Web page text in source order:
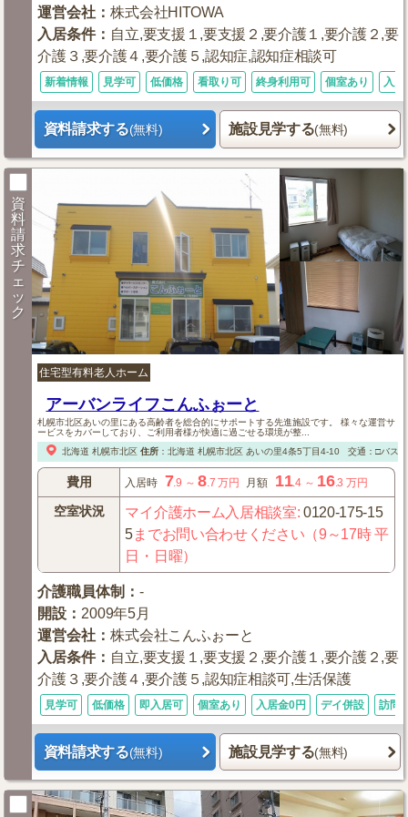
運営会社 ：株式会社HITOWA
入居条件： 自立,要支援１,要支援２,要介護１,要介護２,要
介護３,要介護４,要介護５,認知症,認知症相談可
新着情報 見学可 低価格 看取り可 終身利用可 個室あり 入居
資料請求する(無料) 施設見学する(無料)
資
料
請
求
チ
ェ
ッ
ク
住宅型有料老人ホーム
アーバンライフこんふぉーと
札幌市北区あいの里にある高齢者を総合的にサポートする先進施設です。 様々な運営サ
ービスをカバーしており、ご利用者様が快適に過ごせる環境が整...
北海道 札幌市北区 住所： 北海道 札幌市北区あいの里4条5丁目4-10 交通：□バス
費用 入居時 7.9 ～8.7 万円 月額 11.4～ 16.3 万円
空室状況 マイ介護ホーム入居相談室:0120-175-15
5までお問い合わせください（9～17時 平
日・日曜）
介護職員体制 ：-
開設 ： 2009年5月
運営会社 ：株式会社こんふぉーと
入居条件： 自立,要支援１,要支援２,要介護１,要介護２,要
介護３,要介護４,要介護５,認知症相談可,生活保護
見学可 低価格 即入居可 個室あり 入居金0円 デイ併設 訪問
資料請求する(無料) 施設見学する(無料)